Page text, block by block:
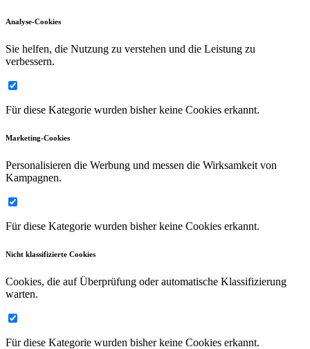
Analyse-Cookies
Sie helfen, die Nutzung zu verstehen und die Leistung zu
verbessern.
Für diese Kategorie wurden bisher keine Cookies erkannt.
Marketing-Cookies
Personalisieren die Werbung und messen die Wirksamkeit von
Kampagnen.
Für diese Kategorie wurden bisher keine Cookies erkannt.
Nicht klassifizierte Cookies
Cookies, die auf Überprüfung oder automatische Klassifizierung
warten.
Für diese Kategorie wurden bisher keine Cookies erkannt.